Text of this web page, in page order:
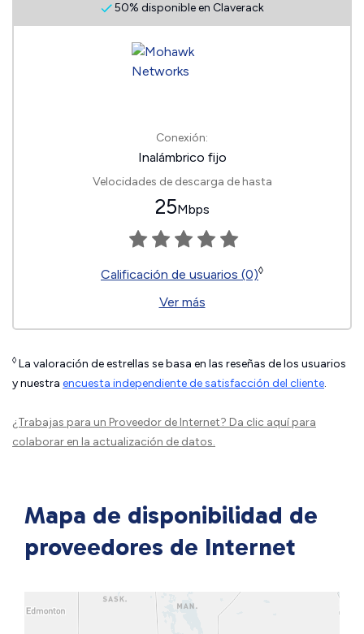
50% disponible en Claverack
Conexión:
Inalámbrico fijo
Velocidades de descarga de hasta
25Mbps
Calificación de usuarios (0)◊
Ver más
◊ La valoración de estrellas se basa en las reseñas de los usuarios
y nuestra encuesta independiente de satisfacción del cliente.
¿Trabajas para un Proveedor de Internet? Da clic aquípara
colaborar en la actualización de datos.
Mapa de disponibilidad de
proveedores de Internet